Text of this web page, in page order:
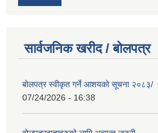
सार्वजनिक खरीद / बोलपत्र
बोलपत्र स्वीकृत गर्ने आशयको सूचना २०८३/
07/24/2026 - 16:38